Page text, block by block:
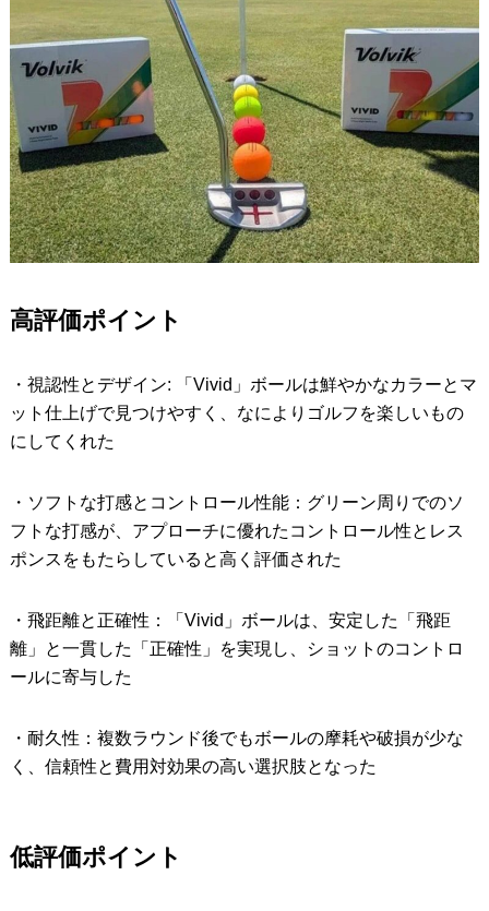
高評価ポイント
・視認性とデザイン: 「Vivid」ボールは鮮やかなカラーとマ
ット仕上げで見つけやすく、なによりゴルフを楽しいもの
にしてくれた
・ソフトな打感とコントロール性能：グリーン周りでのソ
フトな打感が、アプローチに優れたコントロール性とレス
ポンスをもたらしていると高く評価された
・飛距離と正確性：「Vivid」ボールは、安定した「飛距
離」と一貫した「正確性」を実現し、ショットのコントロ
ールに寄与した
・耐久性：複数ラウンド後でもボールの摩耗や破損が少な
く、信頼性と費用対効果の高い選択肢となった
低評価ポイント